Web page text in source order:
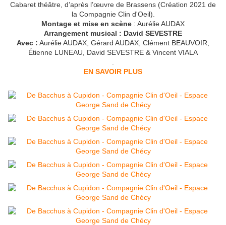
Cabaret théâtre, d’après l’œuvre de Brassens (Création 2021 de
la Compagnie Clin d'Oeil).
Montage et mise en scène : Aurélie AUDAX
Arrangement musical : David SEVESTRE
Avec : Aurélie AUDAX, Gérard AUDAX, Clément BEAUVOIR,
Étienne LUNEAU, David SEVESTRE & Vincent VIALA
EN SAVOIR PLUS